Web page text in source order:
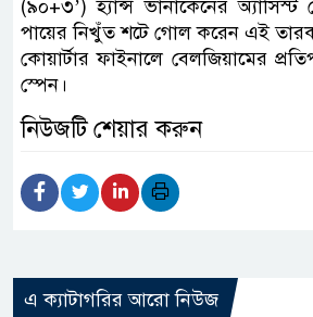
(৯০+৩’) হ্যান্স ভানাকেনের
পায়ের নিখুঁত শটে গোল করেন এই তারকা
কোয়ার্টার ফাইনালে বেলজিয়ামের
স্পেন।
নিউজটি শেয়ার করুন
এ ক্যাটাগরির আরো নিউজ